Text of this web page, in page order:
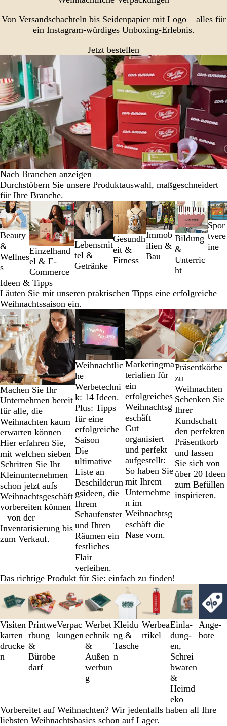
Von Versandschachteln bis Seidenpapier mit Logo – alles für
ein Instagram-würdiges Unboxing-Erlebnis.
Jetzt bestellen
Nach Branchen anzeigen
Durchstöbern Sie unsere Produktauswahl, maßgeschneidert
für Ihre Branche.
Beauty
&
Wellnes
s
Einzelhand
el & E-
Commerce
Lebensmit
tel &
Getränke
Gesundh
eit &
Fitness
Immob
ilien &
Bau
Bildung
&
Unterric
ht
Spor
tvere
ine
Galeriebilder
1
bis
2
von
7
Ideen & Tipps
Läuten Sie mit unseren praktischen Tipps eine erfolgreiche
Weihnachtssaison ein.
Machen Sie Ihr
Unternehmen bereit
für alle, die
Weihnachten kaum
erwarten können
Hier erfahren Sie,
mit welchen sieben
Schritten Sie Ihr
Kleinunternehmen
schon jetzt aufs
Weihnachtsgeschäft
vorbereiten können
– von der
Inventarisierung bis
zum Verkauf.
Weihnachtlic
he
Werbetechni
k: 14 Ideen.
Plus: Tipps
für eine
erfolgreiche
Saison
Die
ultimative
Liste an
Beschilderun
gsideen, die
Ihrem
Schaufenster
und Ihren
Räumen ein
festliches
Flair
verleihen.
Marketingma
terialien für
ein
erfolgreiches
Weihnachtsg
eschäft
Gut
organisiert
und perfekt
aufgestellt:
So haben Sie
mit Ihrem
Unternehme
n im
Weihnachtsg
eschäft die
Nase vorn.
Präsentkörbe
zu
Weihnachten
Schenken Sie
Ihrer
Kundschaft
den perfekten
Präsentkorb
und lassen
Sie sich von
über 20 Ideen
zum Befüllen
inspirieren.
Galeriebilder
1
bis
2
von
4
Das richtige Produkt für Sie: einfach zu finden!
Visiten
karten
drucke
n
Printwe
rbung
&
Bürobe
darf
Verpac
kungen
Werbet
echnik
&
Außen
werbun
g
Kleidu
ng &
Tasche
n
Werbea
rtikel
Einl­a­
dung­
en,
Schrei
b­wa­ren
&
Heimd
eko
An­­ge­­
bo­­te
1
bis
3
von
8
Vorbereitet auf Weihnachten? Wir jedenfalls haben all Ihre
liebsten Weihnachtsbasics schon auf Lager.